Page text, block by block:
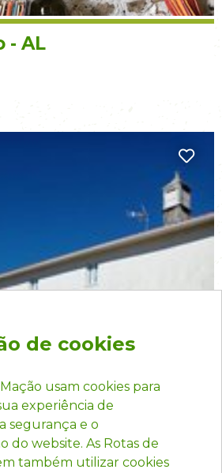
- AL
ALde cookies
usam cookies para
experiência de
segurança e o
do website. As Rotas de
também utilizar cookies